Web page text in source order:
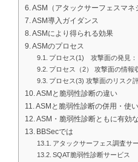
ASM（アタックサーフェスマ
ASM導入ガイダンス
ASMにより得られる効果
ASMのプロセス
プロセス(1) 攻撃面の発見：
プロセス（2） 攻撃面の情報
プロセス(3) 攻撃面のリスク
ASMと脆弱性診断の違い
ASMと脆弱性診断の併用・使
ASM・脆弱性診断ともに有効
BBSecでは
アタックサーフェス調査サ
SQAT脆弱性診断サービス